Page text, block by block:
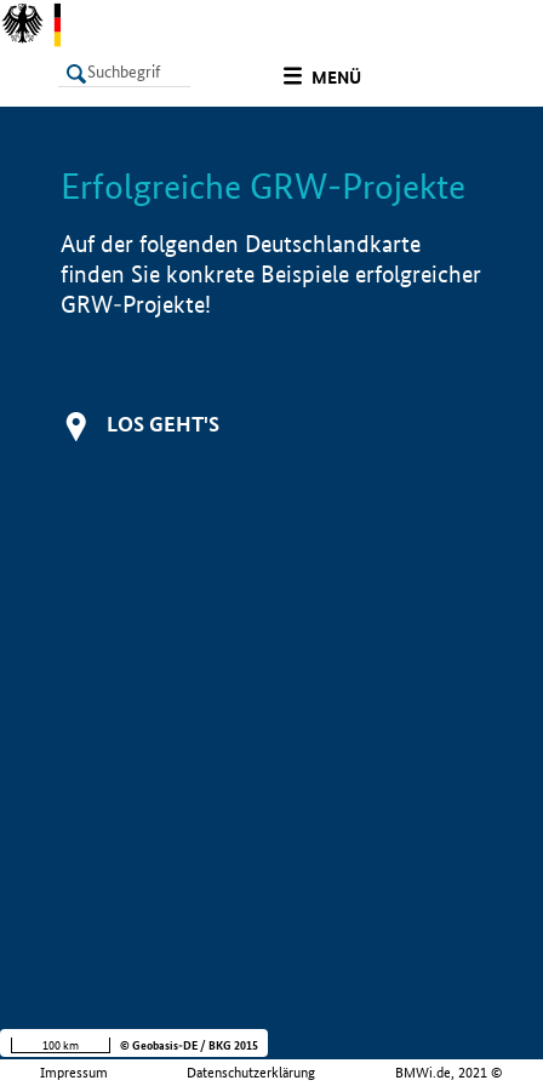
MENÜ
LISTE Info
Erfolgreiche GRW-Projekte
Auf der folgenden Deutschlandkarte
finden Sie konkrete Beispiele erfolgreicher
GRW-Projekte!
LOS GEHT'S
Impressum Datenschutzerklärung BMWi.de, 2021 ©
100 km © Geobasis-DE / BKG 2015